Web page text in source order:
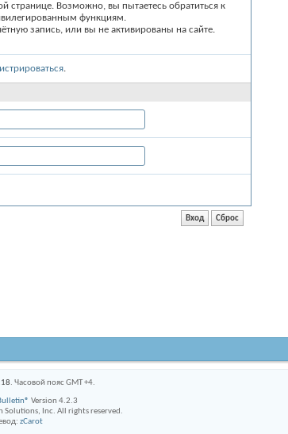
странице. Возможно, вы пытаетесь обратиться к
функциям.
запись, или вы не активированы на сайте.
.
. Часовой пояс GMT +4.
Version 4.2.3
Inc. All rights reserved.
zCarot